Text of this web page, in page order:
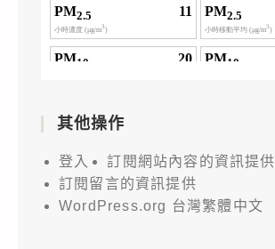
其他操作
登入
訂閱網站內容的資訊提供
訂閱留言的資訊提供
WordPress.org 台灣繁體中文